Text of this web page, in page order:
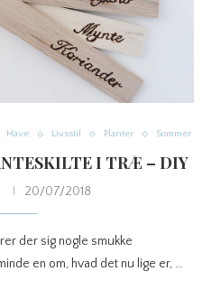
Have Livsstil Planter Sommer
I TRÆ – DIY
20/07/2018
der sig nogle smukke
en om, hvad det nu lige er, …